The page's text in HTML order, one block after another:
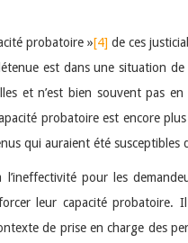
probatoire »[4] de ces
est dans une situation
et n’est bien souvent pas
probatoire est encore
qui auraient été
pour les
leur capacité probatoire.
de prise en charge des